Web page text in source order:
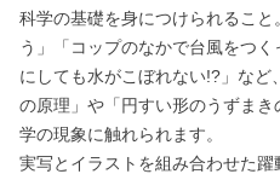
科学の基礎を身につけられるこ
う」「コップのなかで台風をつ
にしても水がこぼれない!?」な
の原理」や「円すい形のうずま
学の現象に触れられます。
実写とイラストを組み合わせた